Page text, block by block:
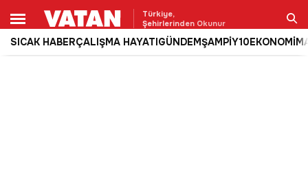
Türkiye,
Şehirlerinden Okunur
SICAK HABERÇALIŞMA HAYATIGÜNDEMŞAMPİY10EKONOMİ
Ara